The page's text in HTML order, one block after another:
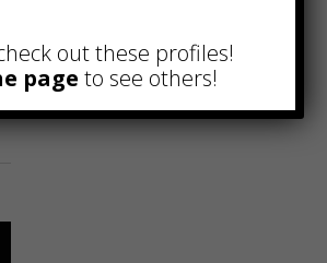
out these profiles!
page to see others!